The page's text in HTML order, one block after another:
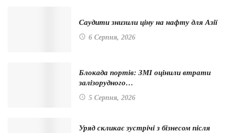
Саудити знизили ціну на нафту для Азії
6 Серпня, 2026
Блокада портів: ЗМІ оцінили втрати
залізорудного…
5 Серпня, 2026
Уряд скликає зустрічі з бізнесом після